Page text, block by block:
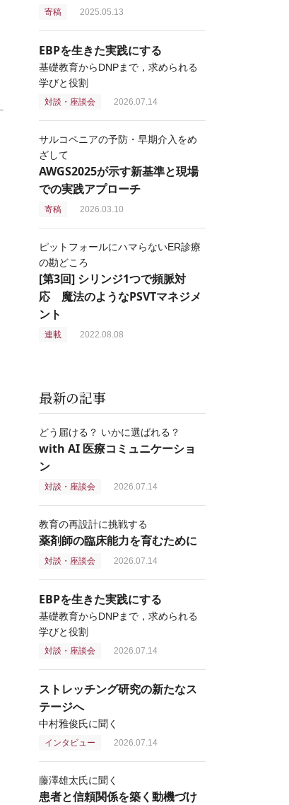
寄稿 2025.05.13
EBPを生きた実践にする
基礎教育からDNPまで，求められる
学びと役割
対談・座談会 2026.07.14
サルコペニアの予防・早期介入をめ
ざして
AWGS2025が示す新基準と現場
での実践アプローチ
寄稿 2026.03.10
ピットフォールにハマらないER診療
の勘どころ
[第3回] シリンジ1つで頻脈対
応 魔法のようなPSVTマネジメ
ント
連載 2022.08.08
最新の記事
どう届ける？ いかに選ばれる？
with AI 医療コミュニケーショ
ン
対談・座談会 2026.07.14
教育の再設計に挑戦する
薬剤師の臨床能力を育むために
対談・座談会 2026.07.14
EBPを生きた実践にする
基礎教育からDNPまで，求められる
学びと役割
対談・座談会 2026.07.14
ストレッチング研究の新たなス
テージへ
中村雅俊氏に聞く
インタビュー 2026.07.14
藤澤雄太氏に聞く
患者と信頼関係を築く動機づけ